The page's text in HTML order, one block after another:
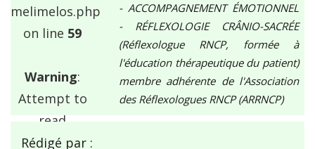
melimelos.php
on line 59
Warning:
Attempt to
read
property "ID"
- ACCOMPAGNEMENT ÉMOTIONNEL
- RÉFLEXOLOGIE CRÂNIO-SACRÉE
(Réflexologue RNCP, formée à
l'éducation thérapeutique du patient)
membre adhérente de l'Association
des Réflexologues RNCP (ARRNCP)
Rédigé par :